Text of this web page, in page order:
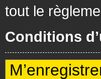
tout le
Conditions